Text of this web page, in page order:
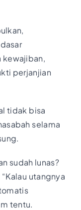
kewajiban,
perjanjian
tidak bisa
selama
sudah lunas?
utangnya
tentu.